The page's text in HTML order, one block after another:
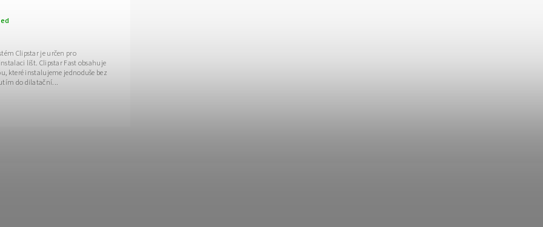
Clipstar je určen pro
lišt. Clipstar Fast obsahuje
které instalujeme jednoduše bez
do dilatační...